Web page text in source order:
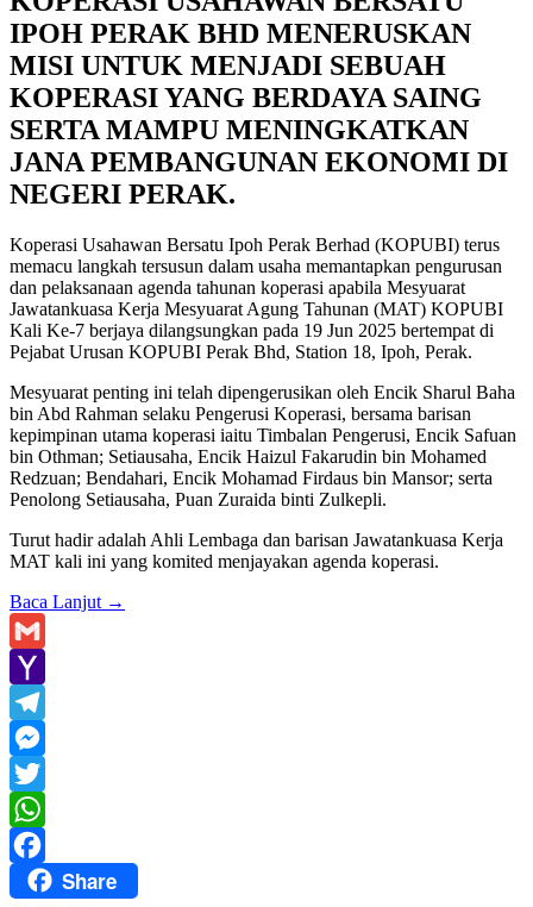
IPOH PERAK BHD MENERUSKAN
MISI UNTUK MENJADI SEBUAH
KOPERASI YANG BERDAYA SAING
SERTA MAMPU MENINGKATKAN
JANA PEMBANGUNAN EKONOMI DI
NEGERI PERAK.
Koperasi Usahawan Bersatu Ipoh Perak Berhad (KOPUBI) terus
memacu langkah tersusun dalam usaha memantapkan pengurusan
dan pelaksanaan agenda tahunan koperasi apabila Mesyuarat
Jawatankuasa Kerja Mesyuarat Agung Tahunan (MAT) KOPUBI
Kali Ke-7 berjaya dilangsungkan pada 19 Jun 2025 bertempat di
Pejabat Urusan KOPUBI Perak Bhd, Station 18, Ipoh, Perak.
Mesyuarat penting ini telah dipengerusikan oleh Encik Sharul Baha
bin Abd Rahman selaku Pengerusi Koperasi, bersama barisan
kepimpinan utama koperasi iaitu Timbalan Pengerusi, Encik Safuan
bin Othman; Setiausaha, Encik Haizul Fakarudin bin Mohamed
Redzuan; Bendahari, Encik Mohamad Firdaus bin Mansor; serta
Penolong Setiausaha, Puan Zuraida binti Zulkepli.
Turut hadir adalah Ahli Lembaga dan barisan Jawatankuasa Kerja
MAT kali ini yang komited menjayakan agenda koperasi.
Baca Lanjut →
Gmail
Yahoo
Mail
Telegram
Messenger
Twitter
WhatsApp
FacebookShare